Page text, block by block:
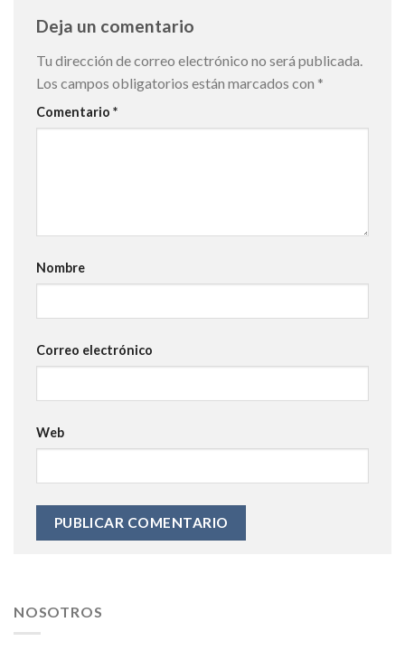
Deja un comentario
Tu dirección de correo electrónico no será publicada.
Los campos obligatorios están marcados con *
Comentario *
Nombre
Correo electrónico
Web
NOSOTROS